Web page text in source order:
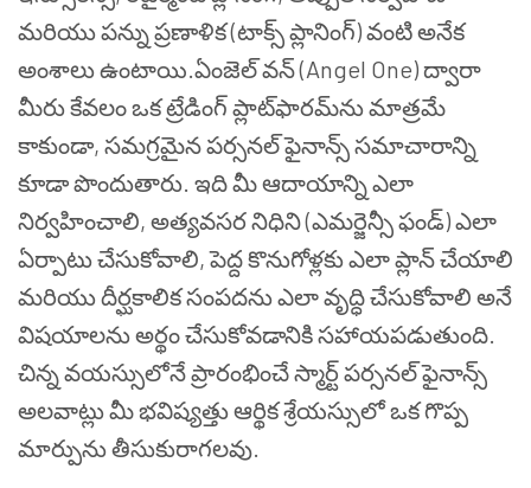
మరియు పన్ను ప్రణాళిక (టాక్స్ ప్లానింగ్) వంటి అనేక
అంశాలు ఉంటాయి.ఏంజెల్ వన్ (Angel One) ద్వారా
మీరు కేవలం ఒక ట్రేడింగ్ ప్లాట్‌ఫారమ్‌ను మాత్రమే
కాకుండా, సమగ్రమైన పర్సనల్ ఫైనాన్స్ సమాచారాన్ని
కూడా పొందుతారు. ఇది మీ ఆదాయాన్ని ఎలా
నిర్వహించాలి, అత్యవసర నిధిని (ఎమర్జెన్సీ ఫండ్) ఎలా
ఏర్పాటు చేసుకోవాలి, పెద్ద కొనుగోళ్లకు ఎలా ప్లాన్ చేయాలి
మరియు దీర్ఘకాలిక సంపదను ఎలా వృద్ధి చేసుకోవాలి అనే
విషయాలను అర్థం చేసుకోవడానికి సహాయపడుతుంది.
చిన్న వయస్సులోనే ప్రారంభించే స్మార్ట్ పర్సనల్ ఫైనాన్స్
అలవాట్లు మీ భవిష్యత్తు ఆర్థిక శ్రేయస్సులో ఒక గొప్ప
మార్పును తీసుకురాగలవు.